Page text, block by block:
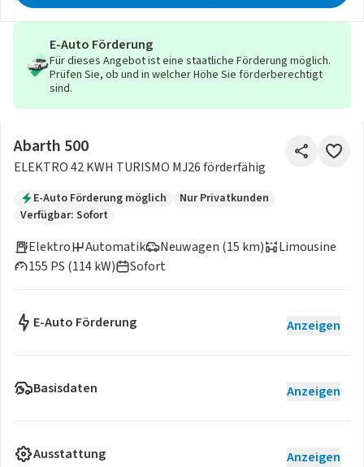
E-Auto Förderung
Für dieses Angebot ist eine staatliche Förderung möglich.
Prüfen Sie, ob und in welcher Höhe Sie förderberechtigt
sind.
Abarth 500
ELEKTRO 42 KWH TURISMO MJ26 förderfähig
E-Auto Förderung möglich
Nur Privatkunden
Verfügbar: Sofort
Elektro
Neuwagen (15 km)
155 PS (114 kW)
Automatik
Limousine
Sofort
E-Auto Förderung Anzeigen
Basisdaten Anzeigen
Ausstattung Anzeigen